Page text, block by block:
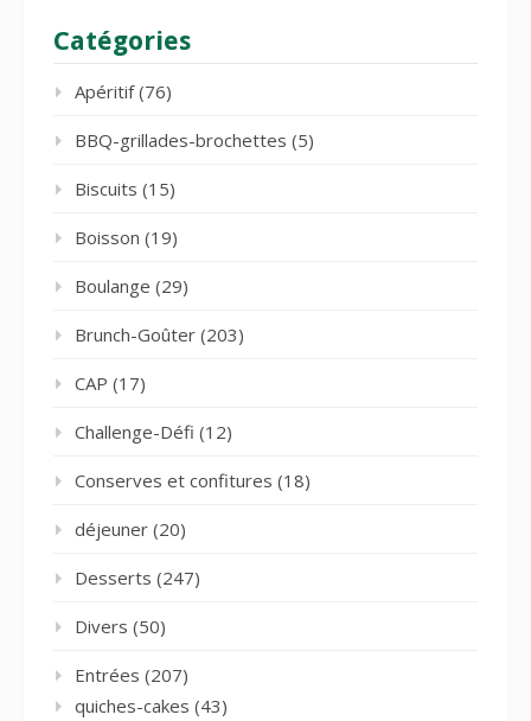
Catégories
Apéritif(76)
BBQ-grillades-brochettes (5)
Biscuits (15)
Boisson (19)
Boulange (29)
Brunch-Goûter (203)
CAP (17)
Challenge-Défi (12)
Conserves et confitures (18)
déjeuner (20)
Desserts (247)
Divers (50)
Entrées (207)
quiches-cakes (43)